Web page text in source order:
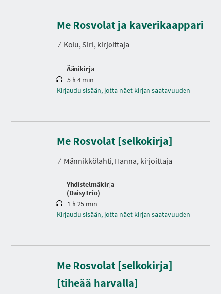
Me Rosvolat ja kaverikaappari
⁄ Kolu, Siri, kirjoittaja
Äänikirja
K
s
t
5 h 4 min
Kirjaudu sisään, jotta näet kirjan saatavuuden
Me Rosvolat [selkokirja]
⁄ Männikkölahti, Hanna, kirjoittaja
Yhdistelmäkirja
(DaisyTrio)
e
s
o
1 h 25 min
Kirjaudu sisään, jotta näet kirjan saatavuuden
Me Rosvolat [selkokirja]
[tiheää harvalla]